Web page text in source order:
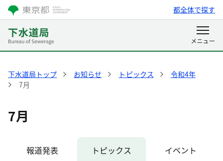
都全体で探す
下水道局トップ お知らせ トピックス
令和4年
7月
7月
報道発表 トピックス イベント